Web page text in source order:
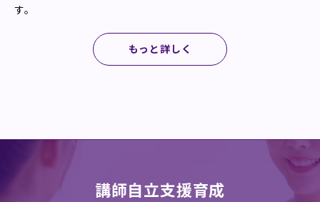
す。
もっと詳しく
講師自立支援育成